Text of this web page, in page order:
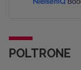
POLTRONE